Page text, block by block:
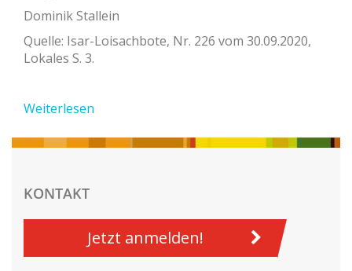
Dominik Stallein
Quelle: Isar-Loisachbote, Nr. 226 vom 30.09.2020,
Lokales S. 3.
Weiterlesen
KONTAKT
Jetzt anmelden!